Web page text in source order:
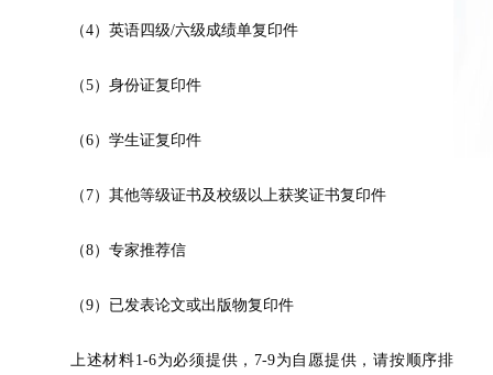
（4）英语四级/六级成绩单复印件
（5）身份证复印件
（6）学生证复印件
（7）其他等级证书及校级以上获奖证书复印件
（8）专家推荐信
（9）已发表论文或出版物复印件
上述材料1-6为必须提供，7-9为自愿提供，请按顺序排